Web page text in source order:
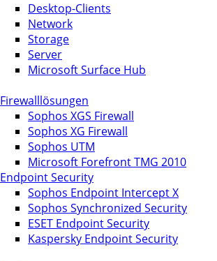
Desktop-Clients
Network
Storage
Server
Microsoft Surface Hub
Firewalllösungen
Sophos XGS Firewall
Sophos XG Firewall
Sophos UTM
Microsoft Forefront TMG 2010
Endpoint Security
Sophos Endpoint Intercept X
Sophos Synchronized Security
ESET Endpoint Security
Kaspersky Endpoint Security